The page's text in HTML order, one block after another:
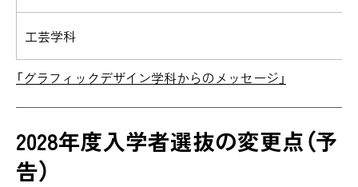
工芸学科
「グラフィックデザイン学科からのメッセージ」
2028年度入学者選抜の変更点（予
告）